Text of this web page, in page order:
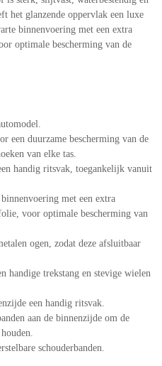
het glanzende oppervlak een luxe
binnenvoering met een extra
optimale bescherming van de
een duurzame bescherming van de
van elke tas.
handig ritsvak, toegankelijk vanuit
met een extra
voor optimale bescherming van
ogen, zodat deze afsluitbaar
handige trekstang en stevige wielen
een handig ritsvak.
aan de binnenzijde om de
schouderbanden.